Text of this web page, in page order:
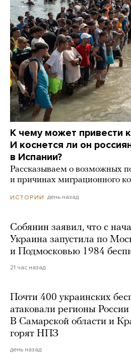
К чему может привести
И коснется ли он
в Испании?
Рассказываем о возможных
и причинах миграционного
ИСТОРИИ день назад
Собянин заявил, что с
Украина запустила по
и Подмосковью 1984
21 час назад
Почти 400 украинских
атаковали регионы
В Самарской области и
горят НПЗ
день назад